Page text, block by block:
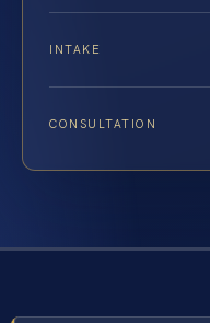
INTAKE
CONSULTATION